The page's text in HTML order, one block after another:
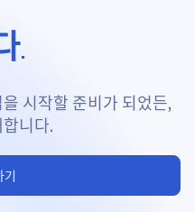
.
시작할 준비가 되었든,
니다.
기